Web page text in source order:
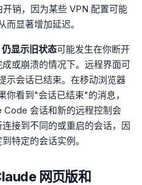
销，因为某些 VPN 配置可能
显著增加延迟。
显示旧状态可能发生在你断开
或崩溃的情况下。远程界面可
示会话已结束。在移动浏览器
你看到"会话已结束"的消息，
Code 会话和新的远程控制会
接到不同的或重启的会话，因
特定的会话实例。
网页版和